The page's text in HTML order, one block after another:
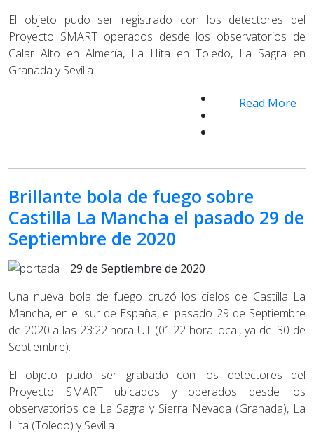
El objeto pudo ser registrado con los detectores del
Proyecto SMART operados desde los observatorios de
Calar Alto en Almería, La Hita en Toledo, La Sagra en
Granada y Sevilla.
Read More
Brillante bola de fuego sobre
Castilla La Mancha el pasado 29 de
Septiembre de 2020
29 de Septiembre de 2020
Una nueva bola de fuego cruzó los cielos de Castilla La
Mancha, en el sur de España, el pasado 29 de Septiembre
de 2020 a las 23:22 hora UT (01:22 hora local, ya del 30 de
Septiembre).
El objeto pudo ser grabado con los detectores del
Proyecto SMART ubicados y operados desde los
observatorios de La Sagra y Sierra Nevada (Granada), La
Hita (Toledo) y Sevilla